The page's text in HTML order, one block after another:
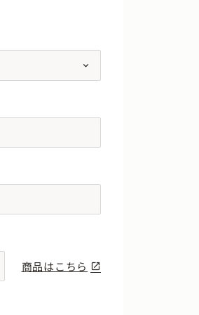
商品はこちら open_in_new